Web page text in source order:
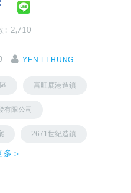
: 2,710
YEN LI HUNG
富旺鹿港造鎮
有限公司
2671世紀造鎮
多＞